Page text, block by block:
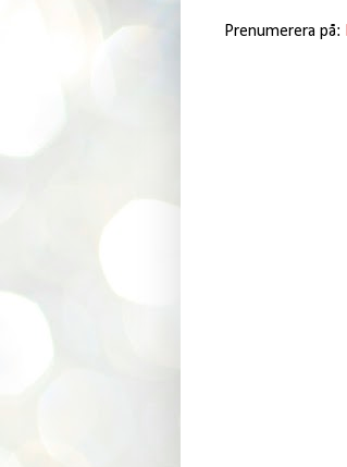
Prenumerera på: